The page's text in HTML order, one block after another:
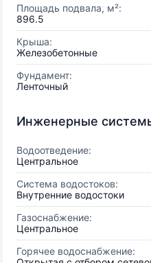
Площадь подвала, м²:
896.5
Крыша:
Железобетонные
Фундамент:
Ленточный
Инженерные
Водоотведение:
Центральное
Система водостоков:
Внутренние водостоки
Газоснабжение:
Центральное
Горячее водоснабжение: